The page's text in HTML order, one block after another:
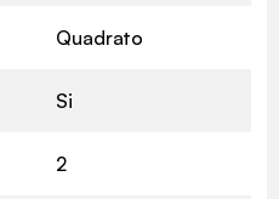
Quadrato
Si
2